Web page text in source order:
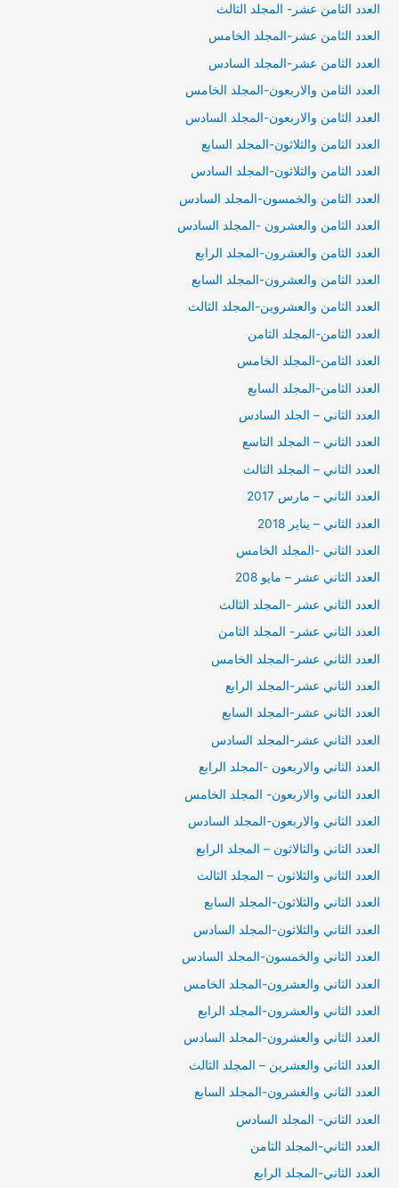
العدد الثامن عشر- المجلد الثالث
العدد الثامن عشر-المجلد الخامس
العدد الثامن عشر-المجلد السادس
العدد الثامن والاربعون-المجلد الخامس
العدد الثامن والاربعون-المجلد السادس
العدد الثامن والثلاثون-المجلد السابع
العدد الثامن والثلاثون-المجلد السادس
العدد الثامن والخمسون-المجلد السادس
العدد الثامن والعشرون -المجلد السادس
العدد الثامن والعشرون-المجلد الرابع
العدد الثامن والعشرون-المجلد السابع
العدد الثامن والعشروين-المجلد الثالث
العدد الثامن-المجلد الثامن
العدد الثامن-المجلد الخامس
العدد الثامن-المجلد السابع
العدد الثاني – الجلد السادس
العدد الثاني – المجلد التاسع
العدد الثاني – المجلد الثالث
العدد الثاني – مارس 2017
العدد الثاني – يناير 2018
العدد الثاني -المجلد الخامس
العدد الثاني عشر – مايو 208
العدد الثاني عشر -المجلد الثالث
العدد الثاني عشر- المجلد الثامن
العدد الثاني عشر-المجلد الخامس
العدد الثاني عشر-المجلد الرابع
العدد الثاني عشر-المجلد السابع
العدد الثاني عشر-المجلد السادس
العدد الثاني والاربعون -المجلد الرابع
العدد الثاني والاربعون- المجلد الخامس
العدد الثاني والاربعون-المجلد السادس
العدد الثاني والثالاثون – المجلد الرابع
العدد الثاني والثلاثون – المجلد الثالث
العدد الثاني والثلاثون-المجلد السابع
العدد الثاني والثلاثون-المجلد السادس
العدد الثاني والخمسون-المجلد السادس
العدد الثاني والعشرون-المجلد الخامس
العدد الثاني والعشرون-المجلد الرابع
العدد الثاني والعشرون-المجلد السادس
العدد الثاني والعشرين – المجلد الثالث
العدد الثاني والغشرون-المجلد السابع
العدد الثاني- المجلد السادس
العدد الثاني-المجلد الثامن
العدد الثاني-المجلد الرابع